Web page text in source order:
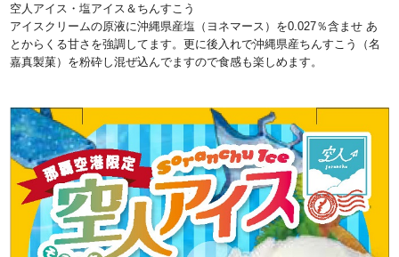
空人アイス・塩アイス＆ちんすこう
アイスクリームの原液に沖縄県産塩（ヨネマース）を0.027％含ませ あ
とからくる甘さを強調してます。更に後入れで沖縄県産ちんすこう（名
嘉真製菓）を粉砕し混ぜ込んでますので食感も楽しめます。